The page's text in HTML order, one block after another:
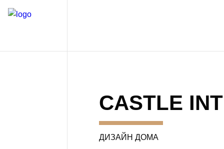
CASTLE
ДИЗАЙН ДОМА